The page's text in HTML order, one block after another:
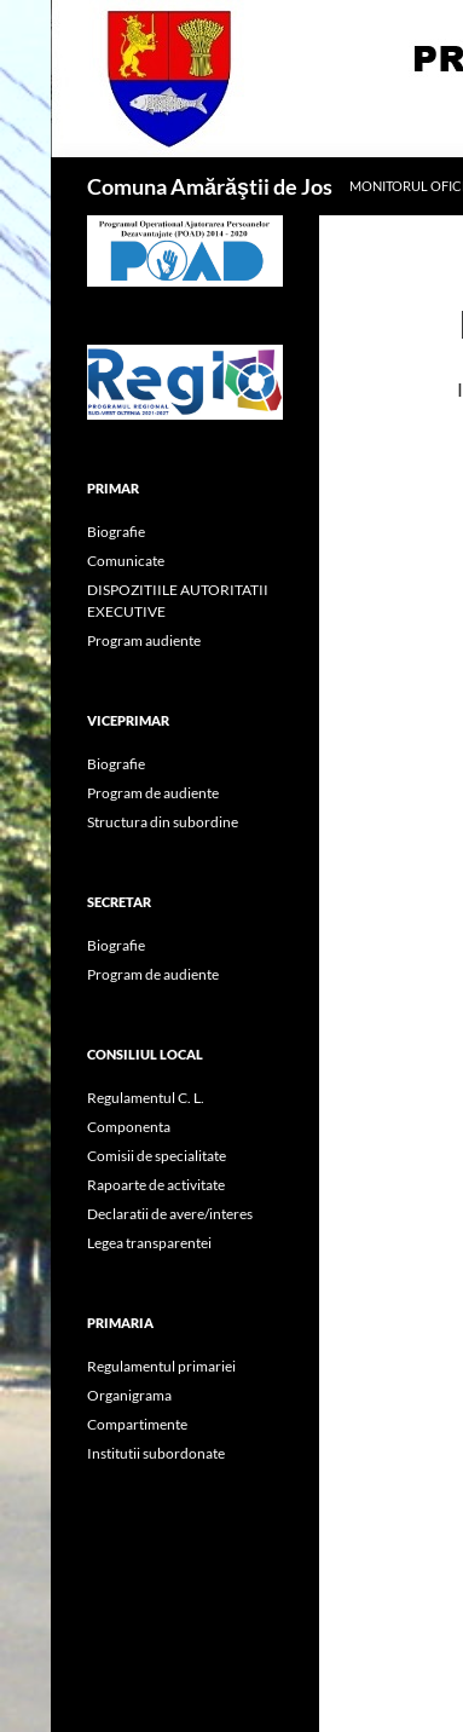
conținut
Comuna Amărăştii de Jos MONITORUL
PRIMAR
Biografie
Comunicate
DISPOZITIILE AUTORITATII
EXECUTIVE
Program audiente
VICEPRIMAR
Biografie
Program de audiente
Structura din subordine
SECRETAR
Biografie
Program de audiente
CONSILIUL LOCAL
Regulamentul C. L.
Componenta
Comisii de specialitate
Rapoarte de activitate
Declaratii de avere/interes
Legea transparentei
PRIMARIA
Regulamentul primariei
Organigrama
Compartimente
Institutii subordonate